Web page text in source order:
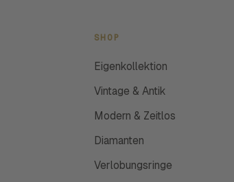
SHOP
Eigenkollektion
Vintage & Antik
Modern & Zeitlos
Diamanten
Verlobungsringe